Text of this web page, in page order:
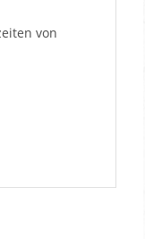
von